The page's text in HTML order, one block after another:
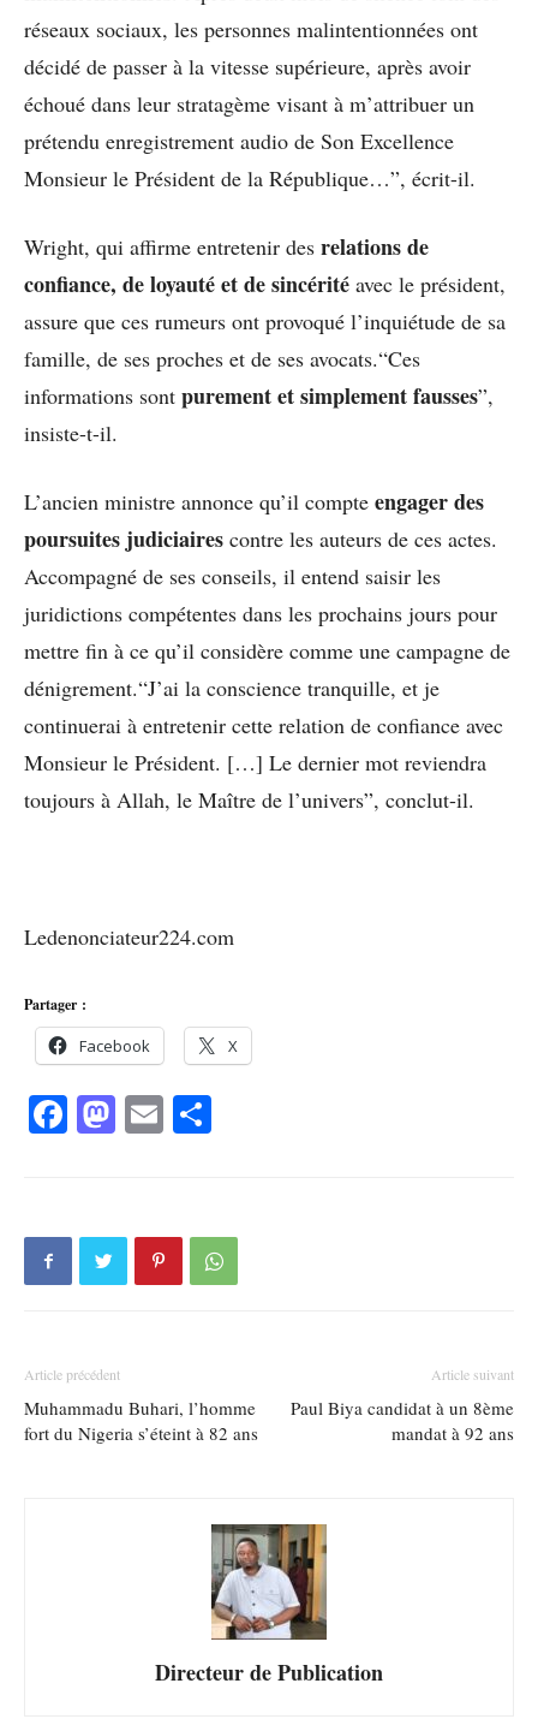
réseaux sociaux, les personnes malintentionnées ont
décidé de passer à la vitesse supérieure, après avoir
échoué dans leur stratagème visant à m’attribuer un
prétendu enregistrement audio de Son Excellence
Monsieur le Président de la République…”, écrit-il.
Wright, qui affirme entretenir des relations de
confiance, de loyauté et de sincérité avec le président,
assure que ces rumeurs ont provoqué l’inquiétude de sa
famille, de ses proches et de ses avocats.“Ces
informations sont purement et simplement fausses”,
insiste-t-il.
L’ancien ministre annonce qu’il compte engager des
poursuites judiciaires contre les auteurs de ces actes.
Accompagné de ses conseils, il entend saisir les
juridictions compétentes dans les prochains jours pour
mettre fin à ce qu’il considère comme une campagne de
dénigrement.“J’ai la conscience tranquille, et je
continuerai à entretenir cette relation de confiance avec
Monsieur le Président. […] Le dernier mot reviendra
toujours à Allah, le Maître de l’univers”, conclut-il.
Ledenonciateur224.com
Partager :
Facebook X
Facebook
Mastodon
Email
Article précédent
Muhammadu Buhari, l’homme
fort du Nigeria s’éteint à 82 ans
Article suivant
Paul Biya candidat à un 8ème
mandat à 92 ans
Directeur de Publication